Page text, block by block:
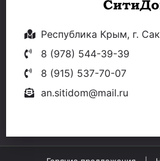
Республика Крым, г.
8 (978) 544-39-39
8 (915) 537-70-07
an.sitidom@mail.ru